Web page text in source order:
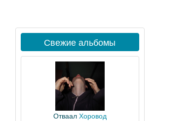
Свежие альбомы
Отваал Хоровод